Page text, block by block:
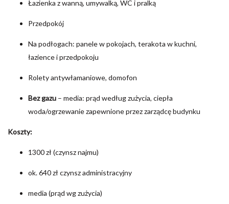
Łazienka z wanną, umywalką, WC i pralką
Przedpokój
Na podłogach: panele w pokojach, terakota w kuchni,
łazience i przedpokoju
Rolety antywłamaniowe, domofon
Bez gazu – media: prąd według zużycia, ciepła
woda/ogrzewanie zapewnione przez zarządcę budynku
Koszty:
1300 zł (czynsz najmu)
ok. 640 zł czynsz administracyjny
media (prąd wg zużycia)